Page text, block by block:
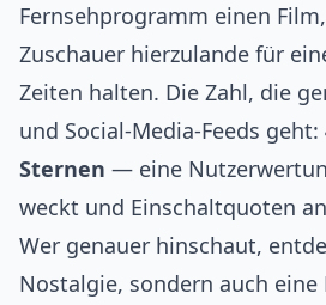
Fernsehprogramm einen
Zuschauer hierzulande für
Zeiten halten. Die Zahl, die
und Social-Media-Feeds geht:
Sternen — eine
weckt und Einschaltquoten
Wer genauer hinschaut,
Nostalgie, sondern auch eine